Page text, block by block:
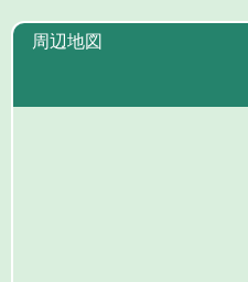
周辺地図